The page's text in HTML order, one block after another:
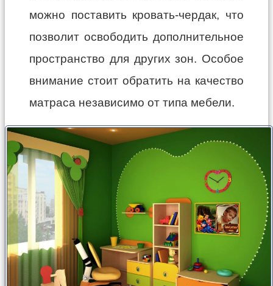
можно поставить кровать-чердак, что
позволит освободить дополнительное
пространство для других зон. Особое
внимание стоит обратить на качество
матраса независимо от типа мебели.